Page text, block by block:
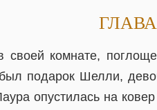
комнате,
подарок Шелли,
опустилась на